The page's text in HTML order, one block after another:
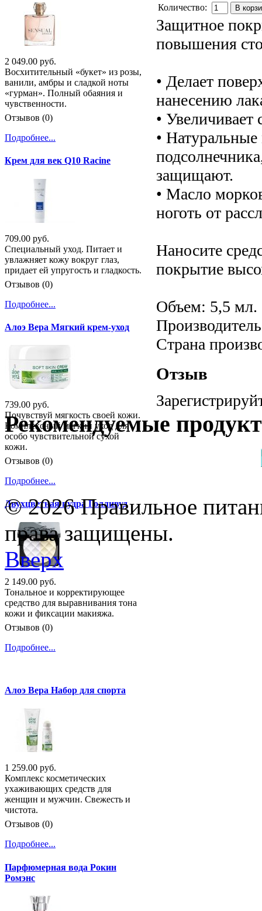
Количество: В
Защитное
повышения
• Делает
нанесению
• Увеличивает
•
защищают.
• Масло
ноготь от
Наносите
покрытие
Объем: 5,5 мл.
Страна
Отзыв
2 049.00 руб.
Восхитительный «букет» из розы,
ванили, амбры и сладкой ноты
«гурман». Полный обаяния и
чувственности.
Отзывов (0)
Подробнее...
Крем для век Q10 Racine
709.00 руб.
Специальный уход. Питает и
увлажняет кожу вокруг глаз,
придает ей упругость и гладкость.
Отзывов (0)
Подробнее...
Алоэ Вера Мягкий крем-уход
739.00 руб.
Почувствуй мягкость своей кожи.
Комплексный мягкий уход для
особо чувствительной сухой
кожи.
Отзывов (0)
Подробнее...
Двухцветная пудра Голливуд
2 149.00 руб.
Тональное и корректирующее
средство для выравнивания тона
кожи и фиксации макияжа.
Отзывов (0)
Подробнее...
Алоэ Вера Набор для спорта
1 259.00 руб.
Комплекс косметических
ухаживающих средств для
женщин и мужчин. Свежесть и
чистота.
Отзывов (0)
Подробнее...
Парфюмерная вода Рокин
Ромэнс
Рекомендуемые
© 2026 Правильное
права защищены.
Вверх